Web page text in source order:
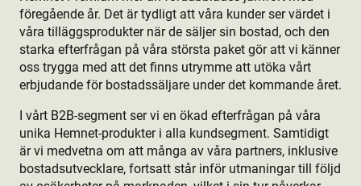
föregående år. Det är tydligt att våra kunder ser värdet i
våra tilläggsprodukt­er när de säljer sin bostad, och den
starka efterfrågan på våra största paket gör att vi känner
oss trygga med att det finns utrymme att utöka vårt
erbjudande för bostads­säljare under det kommande året.
I vårt B2B-segment ser vi en ökad efterfrågan på våra
unika Hemnet-produkt­er i alla kundsegment. Samtidigt
är vi medvetna om att många av våra partners, inklusive
bostads­utvecklare, fortsatt står inför utmaningar till följd